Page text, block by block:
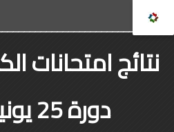
نتائج امتحانات
دورة 25 يونيو 2021